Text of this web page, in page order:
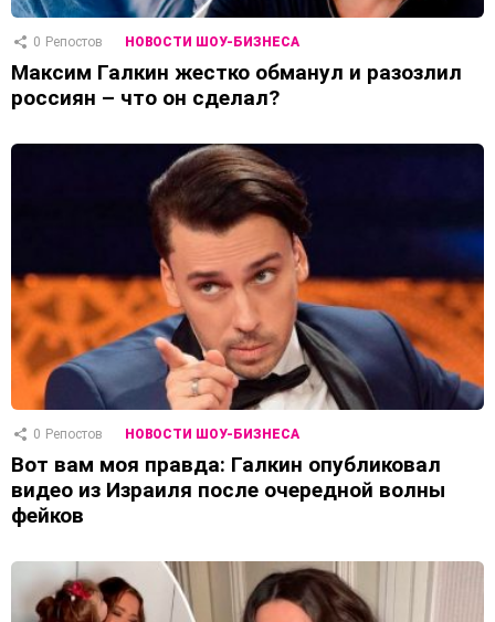
0 Репостов НОВОСТИ ШОУ-БИЗНЕСА
Максим Галкин жестко обманул и разозлил
россиян – что он сделал?
0 Репостов НОВОСТИ ШОУ-БИЗНЕСА
Вот вам моя правда: Галкин опубликовал
видео из Израиля после очередной волны
фейков